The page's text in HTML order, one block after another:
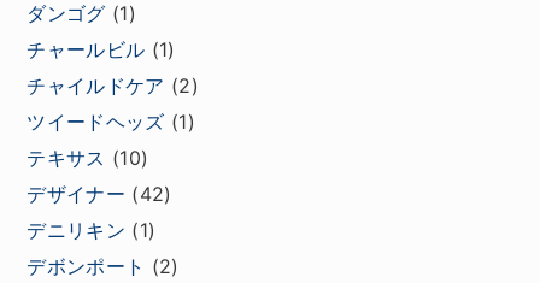
ダンゴグ (1)
チャールビル (1)
チャイルドケア (2)
ツイードヘッズ (1)
テキサス (10)
デザイナー (42)
デニリキン (1)
デボンポート (2)